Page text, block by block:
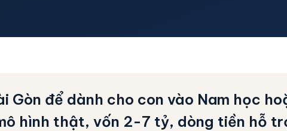
Gòn để dành cho con vào Nam học
hình thật, vốn 2-7 tỷ, dòng tiền hỗ